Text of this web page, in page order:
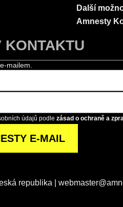
Další
Amnesty
KONTAKTU
mailem.
údajů podle zásad o ochraně a
republika |